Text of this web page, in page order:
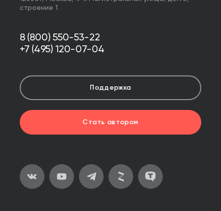
строение 1
8 (800) 550-53-22
+7 (495) 120-07-04
Поддержка
Стать автором